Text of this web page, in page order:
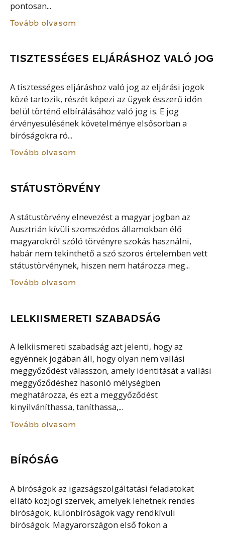
pontosan...
Tovább olvasom
TISZTESSÉGES ELJÁRÁSHOZ VALÓ JOG
A tisztességes eljáráshoz való jog az eljárási jogok
közé tartozik, részét képezi az ügyek ésszerű időn
belül történő elbírálásához való jog is. E jog
érvényesülésének követelménye elsősorban a
bíróságokra ró...
Tovább olvasom
STÁTUSTÖRVÉNY
A státustörvény elnevezést a magyar jogban az
Ausztrián kívüli szomszédos államokban élő
magyarokról szóló törvényre szokás használni,
habár nem tekinthető a szó szoros értelemben vett
státustörvénynek, hiszen nem határozza meg...
Tovább olvasom
LELKIISMERETI SZABADSÁG
A lelkiismereti szabadság azt jelenti, hogy az
egyénnek jogában áll, hogy olyan nem vallási
meggyőződést válasszon, amely identitását a vallási
meggyőződéshez hasonló mélységben
meghatározza, és ezt a meggyőződést
kinyilváníthassa, taníthassa,...
Tovább olvasom
BÍRÓSÁG
A bíróságok az igazságszolgáltatási feladatokat
ellátó közjogi szervek, amelyek lehetnek rendes
bíróságok, különbíróságok vagy rendkívüli
bíróságok. Magyarországon első fokon a